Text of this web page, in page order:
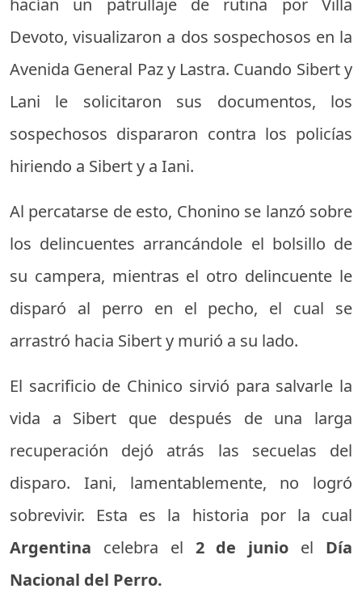
hacían un patrullaje de rutina por Villa
Devoto, visualizaron a dos sospechosos en la
Avenida General Paz y Lastra. Cuando Sibert y
Lani le solicitaron sus documentos, los
sospechosos dispararon contra los policías
hiriendo a Sibert y a Iani.
Al percatarse de esto, Chonino se lanzó sobre
los delincuentes arrancándole el bolsillo de
su campera, mientras el otro delincuente le
disparó al perro en el pecho, el cual se
arrastró hacia Sibert y murió a su lado.
El sacrificio de Chinico sirvió para salvarle la
vida a Sibert que después de una larga
recuperación dejó atrás las secuelas del
disparo. Iani, lamentablemente, no logró
sobrevivir. Esta es la historia por la cual
Argentina celebra el 2 de junio el Día
Nacional del Perro.